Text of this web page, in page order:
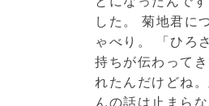
した。 菊地君に
ゃべり。 「ひろ
持ちが伝わって
れたんだけどね
んの話は止まら